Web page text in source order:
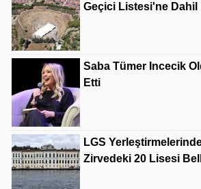
Geçici Listesi'ne Dahil
Saba Tümer Incecik
Etti
LGS
Zirvedeki 20 Lisesi